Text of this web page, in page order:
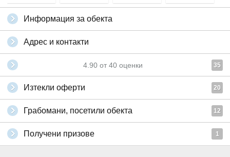
Информация за обекта
Адрес и контакти
4.90 от 40 оценки 35
Изтекли оферти 20
Грабомани, посетили обекта 12
Получени призове 1